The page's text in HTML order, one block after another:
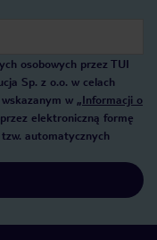
osobowych przez TUI
Sp. z o.o. w celach
w „Informacji o
elektroniczną formę
automatycznych